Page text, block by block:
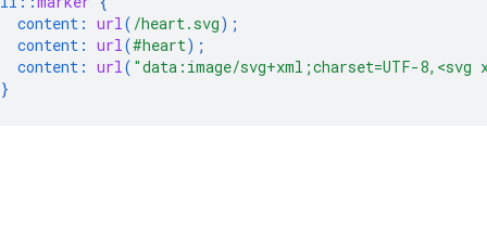
content : url( /heart.svg);
content : url(#heart);
content : url( "data:image/svg+xml;charset=UTF-
}